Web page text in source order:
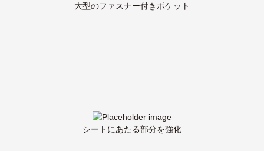
大型のファスナー付きポケット
シートにあたる部分を強化